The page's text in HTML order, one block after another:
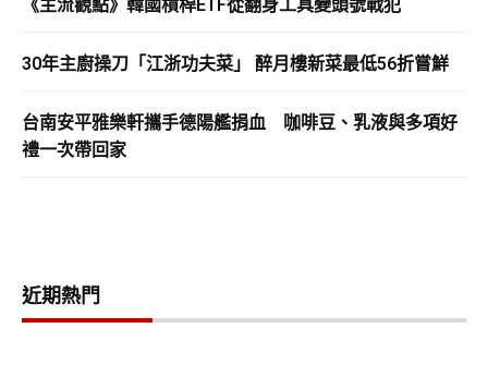
《主流觀點》韓國槓桿ETF從翻身工具變頭號戰犯
30年主廚操刀「江浙功夫菜」 醉月樓新菜最低56折嘗鮮
台南安平雅樂軒攜手德陽艦捐血 咖啡豆、乳液與多項好
禮一次帶回家
近期熱門